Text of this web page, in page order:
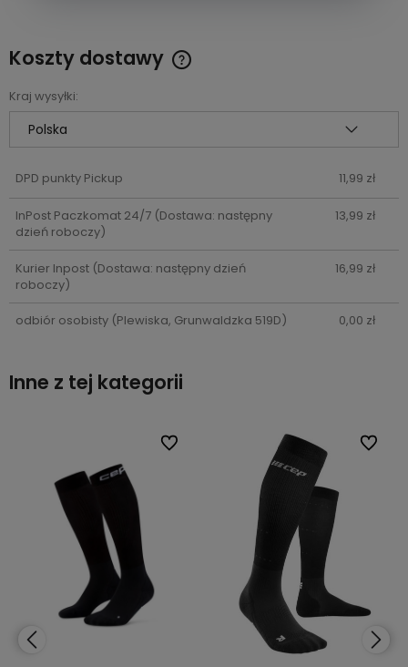
Koszty dostawy
Cena nie zawiera ewentualnych kosztów płatności
Kraj wysyłki:
DPD punkty Pickup 11,99 zł
InPost Paczkomat 24/7(Dostawa: następny
dzień roboczy)
13,99 zł
Kurier Inpost(Dostawa: następny dzień
roboczy)
16,99 zł
odbiór osobisty(Plewiska, Grunwaldzka 519D) 0,00 zł
Inne z tej kategorii
Do ulubionych
Do ulubionych Do
Do